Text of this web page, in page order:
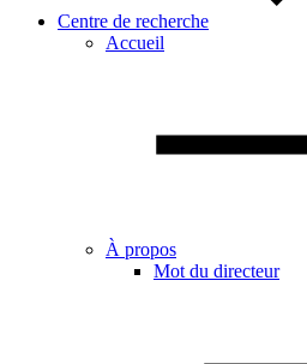
Centre de recherche
Accueil
À propos
Mot du directeur